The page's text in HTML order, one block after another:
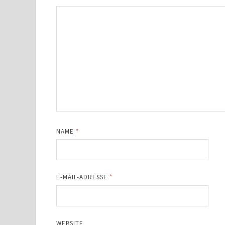
NAME *
E-MAIL-ADRESSE *
WEBSITE